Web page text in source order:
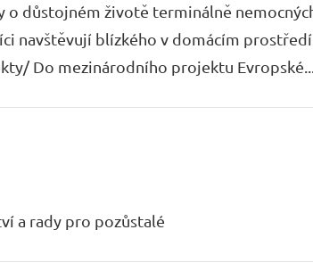
důstojném životě terminálně
navštěvují blízkého v domácím
Do mezinárodního projektu Evropské...
a rady pro pozůstalé